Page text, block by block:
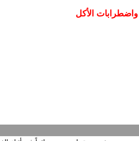
واضطرابات الأكل